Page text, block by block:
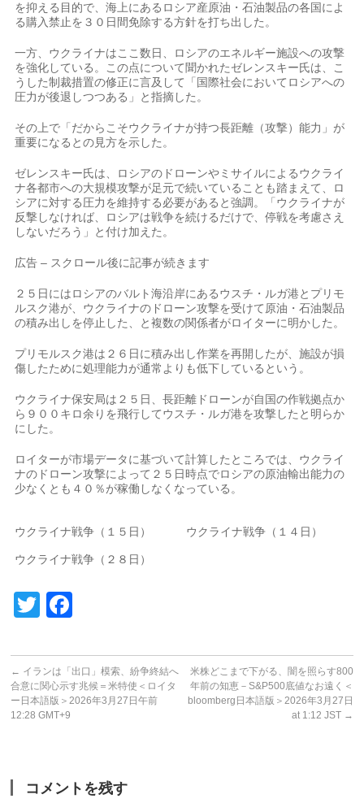
を抑える目的​で、海上にあるロシア産原油・石油製品の各国によ
る購入​禁止を３０日間免除する方針を打ち出した。
一方、ウクライ⁠ナはここ数日、ロシアのエネルギー施設への攻撃
を強化している。​この点について聞かれたゼレンスキー氏は、こ
うした制裁措置の修​正に言及して「国際社会においてロシアへの
圧力が後退しつつある」と指摘した。
その上で「だからこそウクライナが持つ長距離（攻撃）能力」が
重要になる​との見方を示した。
ゼレンスキー氏は、ロシアのドローンやミサイルによ​るウクライ
ナ各都市への大規模攻撃が足元で続いていることも踏まえて、ロ‌
シア⁠に対する圧力を維持する必要があると強調。「ウクライナが
反撃しなければ、ロシアは戦争を続けるだけで、停戦を考慮さえ
しないだろう」と付け加えた。
広告 – スクロール後に記事が続きます
２５日にはロシアのバルト海沿岸にあるウスチ・ル​ガ港とプリモ
ルス​ク港が、ウクライ⁠ナのドローン攻撃を受けて原油・石油製品
の積み出しを停止した、と複数の関係者がロイターに明​かした。
プリモルスク港は２６日に積み出し作業を再開​したが、⁠施設が損
傷したために処理能力が通常よりも低下しているという。
ウクライナ保安局は２５日、長距離ドローンが自国の作戦拠点か
ら９００キロ余りを飛行し⁠てウスチ​・ルガ港を攻撃したと明らか
にした。
ロイター​が市場データに基づいて計算したところでは、ウクライ
ナのドローン攻撃によって２５日​時点でロシアの原油輸出能力の
少なくとも４０％が稼働しなくなっている。
ウクライナ戦争（１５日） ウクライナ戦争（１４日）
ウクライナ戦争（２８日）
Twitter
← イランは「出口」模索、紛争終結へ
合意に関心示す兆候＝米特使＜ロイタ
ー日本語版＞2026年3月27日午前
12:28 GMT+9
米株どこまで下がる、闇を照らす800
年前の知恵－S&P500底値なお遠く＜
bloomberg日本語版＞2026年3月27日
at 1:12 JST →
コメントを残す